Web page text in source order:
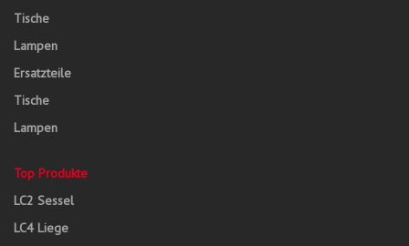
Tische
Lampen
Ersatzteile
Tische
Lampen
Top Produkte
LC2 Sessel
LC4 Liege